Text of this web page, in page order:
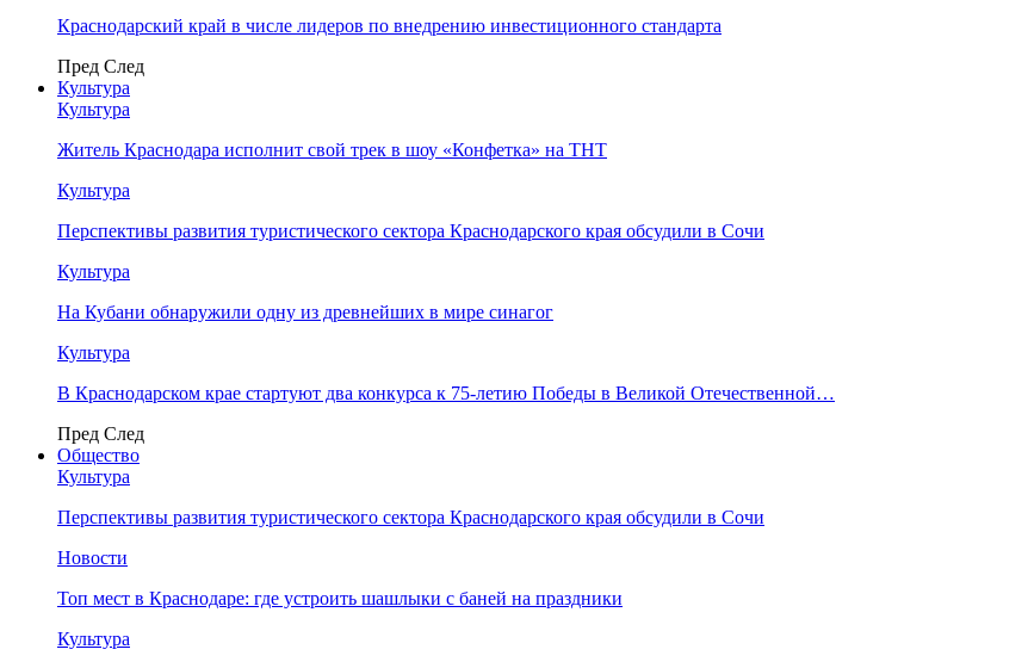
Краснодарский край в числе лидеров по внедрению инвестиционного стандарта
Пред След
Культура
Культура
Житель Краснодара исполнит свой трек в шоу «Конфетка» на ТНТ
Культура
Перспективы развития туристического сектора Краснодарского края обсудили в Сочи
Культура
На Кубани обнаружили одну из древнейших в мире синагог
Культура
В Краснодарском крае стартуют два конкурса к 75-летию Победы в Великой Отечественной…
Пред След
Общество
Культура
Перспективы развития туристического сектора Краснодарского края обсудили в Сочи
Новости
Топ мест в Краснодаре: где устроить шашлыки с баней на праздники
Культура